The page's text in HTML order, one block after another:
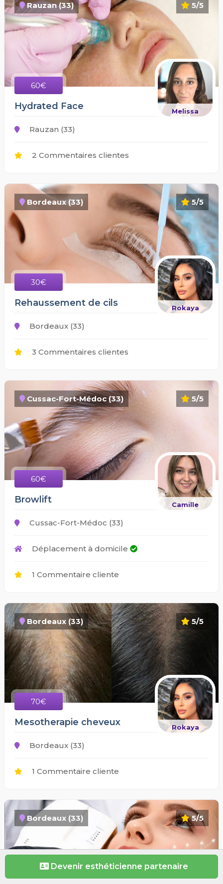
5/5
Rauzan (33)
60€
Melissa
Hydrated Face
Rauzan (33)
2 Commentaires clientes
5/5
Bordeaux (33)
30€
Rokaya
Rehaussement de cils
Bordeaux (33)
3 Commentaires clientes
5/5
Cussac-Fort-Médoc (33)
60€
Camille
Browlift
Cussac-Fort-Médoc (33)
Déplacement à domicile
1 Commentaire cliente
5/5
Bordeaux (33)
70€
Rokaya
Mesotherapie cheveux
Bordeaux (33)
1 Commentaire cliente
5/5
Bordeaux (33)
Devenir esthéticienne partenaire